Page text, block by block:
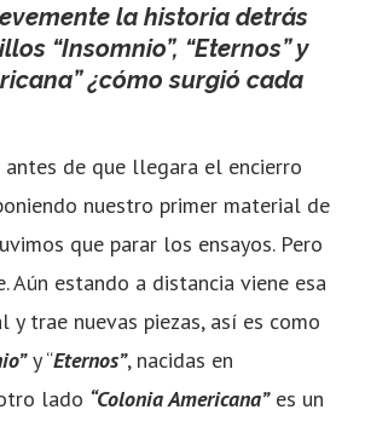
la historia detrás
“Insomnio”, “Eternos” y
¿cómo surgió cada
de que llegara el encierro
nuestro primer material de
que parar los ensayos. Pero
Aún estando a distancia viene esa
y trae nuevas piezas, así es como
y “Eternos”, nacidas en
lado “Colonia Americana”es un